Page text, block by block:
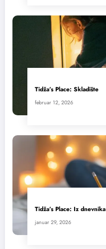
Tidža’s Place: Skladište
februar 12, 2026
Tidža’s Place: Iz dnevnika
januar 29, 2026